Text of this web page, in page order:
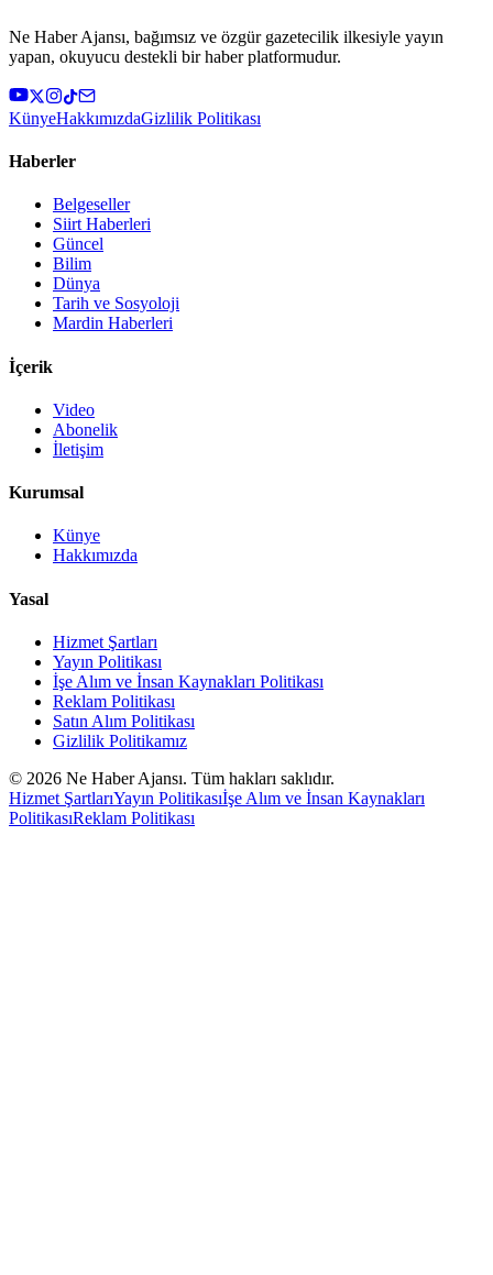
Ne Haber Ajansı, bağımsız ve özgür gazetecilik ilkesiyle yayın
yapan, okuyucu destekli bir haber platformudur.
KünyeHakkımızdaGizlilik Politikası
Haberler
Belgeseller
Siirt Haberleri
Güncel
Bilim
Dünya
Tarih ve Sosyoloji
Mardin Haberleri
İçerik
Video
Abonelik
İletişim
Kurumsal
Künye
Hakkımızda
Yasal
Hizmet Şartları
Yayın Politikası
İşe Alım ve İnsan Kaynakları Politikası
Reklam Politikası
Satın Alım Politikası
Gizlilik Politikamız
© 2026 Ne Haber Ajansı. Tüm hakları saklıdır.
Hizmet ŞartlarıYayın Politikasıİşe Alım ve İnsan Kaynakları
PolitikasıReklam Politikası